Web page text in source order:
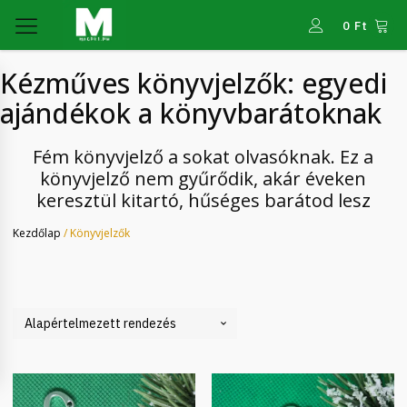
0 Ft
Kézműves könyvjelzők: egyedi
ajándékok a könyvbarátoknak
Fém könyvjelző a sokat olvasóknak. Ez a
könyvjelző nem gyűrődik, akár éveken
keresztül kitartó, hűséges barátod lesz
Kezdőlap / Könyvjelzők